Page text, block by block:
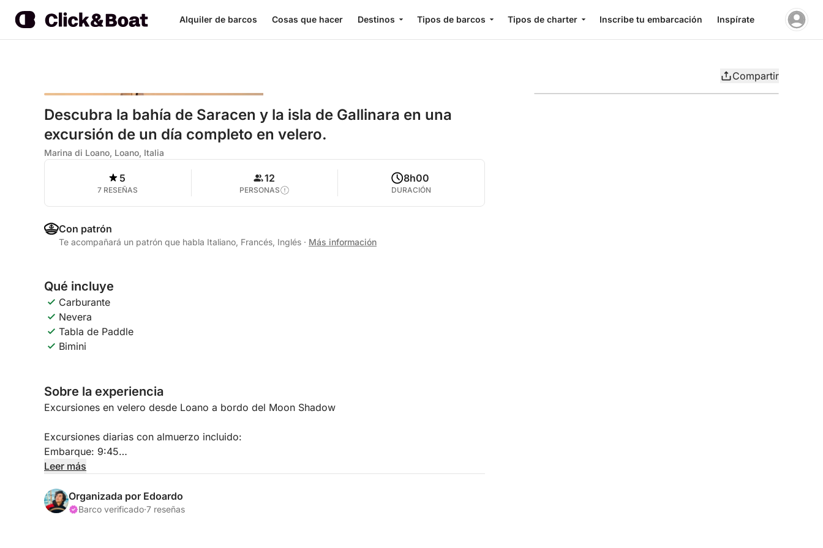
Alquiler de barcos Cosas que hacer Destinos Tipos de barcos Tipos de charter Inscribe tu embarcación Inspírate
Compartir
Descubra la bahía de Saracen y la isla de Gallinara en una
excursión de un día completo en velero.
Marina di Loano, Loano, Italia
5
7 RESEÑAS
12
PERSONAS
8h00
DURACIÓN
Con patrón
Te acompañará un patrón que habla Italiano, Francés, Inglés · Más información
Qué incluye
Carburante
Nevera
Tabla de Paddle
Bimini
Sobre la experiencia
Excursiones en velero desde Loano a bordo del Moon Shadow
Excursiones diarias con almuerzo incluido:
Embarque: 9:45
Desembarque: 17:30
Disfrute de una experiencia única y relajante a bordo del Moon Shadow, descubriendo la
espléndida costa de Liguria.
Leer más
Organizada por Edoardo
Barco verificado·7 reseñas